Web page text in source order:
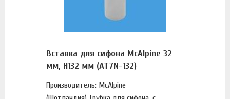
Вставка для сифона McAlpine 32
мм, H132 мм (AT7N-132)
Производитель: McAlpine